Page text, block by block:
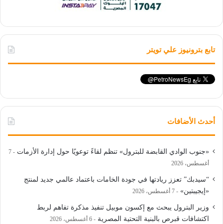
تابع بترونيوز علي تويتر
أحدث الأضافات
«جنوب الوادي القابضة للبترول» تنظم لقاءً توعويًا حول إدارة الأزمات
7
أغسطس، 2026
“سيدبك” تعزز ريادتها في جودة الخامات باعتماد عالمي جديد لمنتج
«إيجيبتين»
7 أغسطس، 2026
وزير البترول يبحث مع إكسون موبيل تنفيذ مذكرة تفاهم لربط
اكتشافات قبرص بالبنية التحتية المصرية
6 أغسطس، 2026